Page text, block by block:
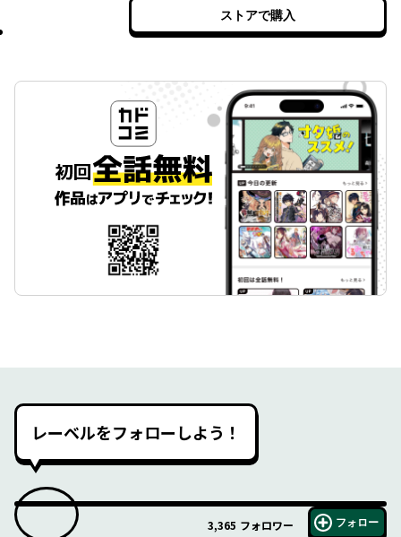
ストアで購入
レーベルをフォローしよう！
3,365 フォロワー フォロー